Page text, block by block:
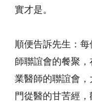
實才是。
順便告訴先生：
師聯誼會的餐聚
業醫師的聯誼會
門從醫的甘苦經，